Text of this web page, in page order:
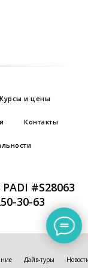
Дайв-туры
Курсы и цены
Контакты
#S28063
30-63
защищены.